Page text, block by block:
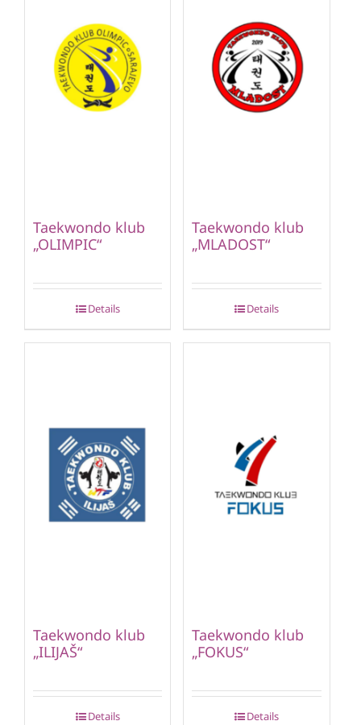
Taekwondo klub
„OLIMPIC“
Details
Taekwondo klub
„MLADOST“
Details
Taekwondo klub
„ILIJAŠ“
Details
Taekwondo klub
„FOKUS“
Details